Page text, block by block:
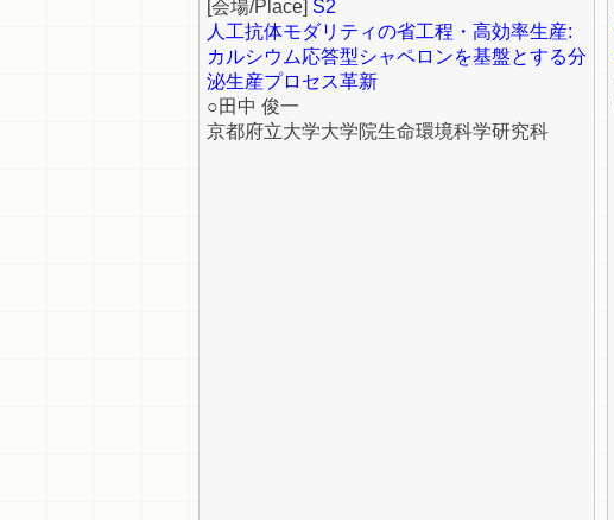
S2
人工抗体モダリティの省工程・高効率生産:
カルシウム応答型シャペロンを基盤とする分
泌生産プロセス革新
○田中 俊一
京都府立大学大学院生命環境科学研究科